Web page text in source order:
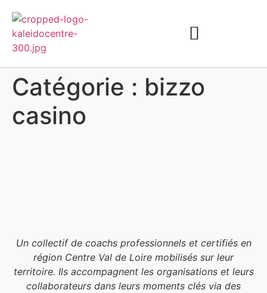
Catégorie : bizzo
casino
Un collectif de coachs professionnels et certifiés en
région Centre Val de Loire mobilisés sur leur
territoire. Ils accompagnent les organisations et leurs
collaborateurs dans leurs moments clés via des